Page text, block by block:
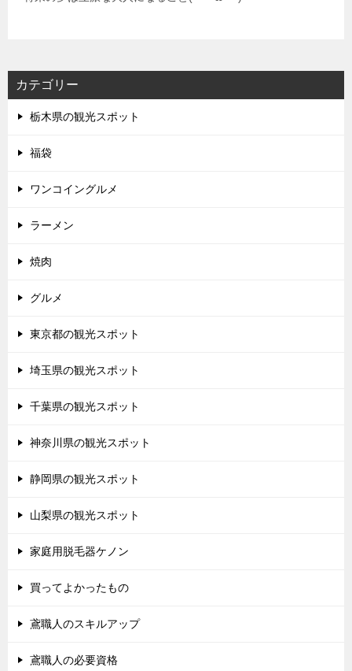
カテゴリー
栃木県の観光スポット
福袋
ワンコイングルメ
ラーメン
焼肉
グルメ
東京都の観光スポット
埼玉県の観光スポット
千葉県の観光スポット
神奈川県の観光スポット
静岡県の観光スポット
山梨県の観光スポット
家庭用脱毛器ケノン
買ってよかったもの
鳶職人のスキルアップ
鳶職人の必要資格